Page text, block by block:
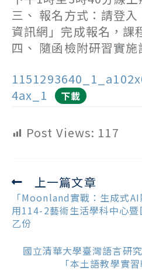
三、 報名方式：請登
資訊網」完成報名，課
四、 隨函檢附研習實施
4ax_1
下載
Post Views: 117
Read
more
articles
上一篇文章
「Moonland實戰：生成式
用114-2藝術生活學科中心
乙份
國立清華大學臺灣語言研
「本土語教學實